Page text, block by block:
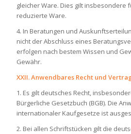
gleicher Ware. Dies gilt insbesondere
reduzierte Ware.
4. In Beratungen und
nicht der Abschluss eines
erfolgen nach bestem Wissen und
Gewähr.
XXII. Anwendbares Recht und
1. Es gilt deutsches Recht,
Bürgerliche Gesetzbuch (BGB). Die
internationaler Kaufgesetze ist
2. Bei allen Schriftstücken gilt die